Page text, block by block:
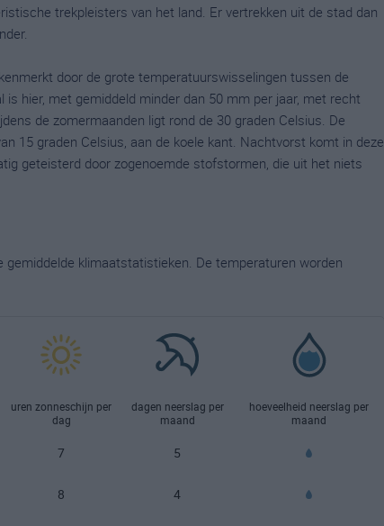
trekpleisters van het land. Er vertrekken uit de stad dan
door de grote temperatuurswisselingen tussen de
is hier, met gemiddeld minder dan 50 mm per jaar, met recht
de zomermaanden ligt rond de 30 graden Celsius. De
15 graden Celsius, aan de koele kant. Nachtvorst komt in deze
geteisterd door zogenoemde stofstormen, die uit het niets
klimaatstatistieken. De temperaturen worden
uren zonneschijn per
dag
dagen neerslag per
maand
hoeveelheid neerslag per
maand
7 5
8 4